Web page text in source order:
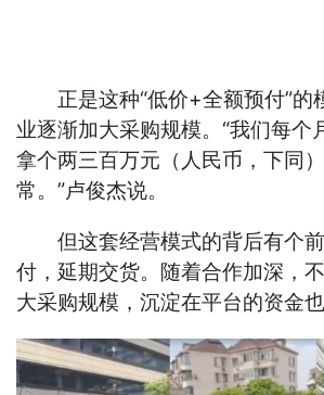
正是这种“低价+全额预付”的
业逐渐加大采购规模。“我们每个
拿个两三百万元（人民币，下同
常。”卢俊杰说。
但这套经营模式的背后有个前
付，延期交货。随着合作加深，
大采购规模，沉淀在平台的资金也